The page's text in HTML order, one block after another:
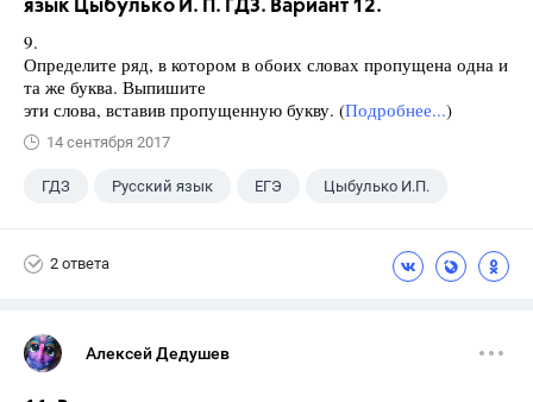
язык Цыбулько И. П. ГДЗ. Вариант 12.
9.
Определите ряд, в котором в обоих словах пропущена одна и
та же буква. Выпишите
эти слова, вставив пропущенную букву. (Подробнее...)
14 сентября 2017
ГДЗ Русский язык ЕГЭ Цыбулько И.П.
2 ответа
Алексей Дедушев